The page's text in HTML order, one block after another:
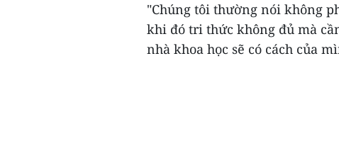
"Chúng tôi thường nói không
khi đó tri thức không đủ mà
nhà khoa học sẽ có cách của